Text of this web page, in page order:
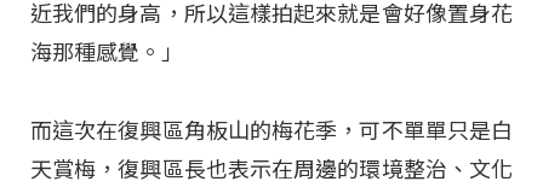
近我們的身高，所以這樣拍起來就是會好像置身花
海那種感覺。」
而這次在復興區角板山的梅花季，可不單單只是白
天賞梅，復興區長也表示在周邊的環境整治、文化